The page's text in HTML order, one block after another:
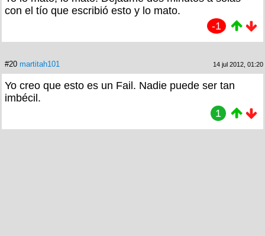
con el tío que escribió esto y lo mato.
-1
#20 martitah101 14 jul 2012, 01:20
Yo creo que esto es un Fail. Nadie puede ser tan
imbécil.
1